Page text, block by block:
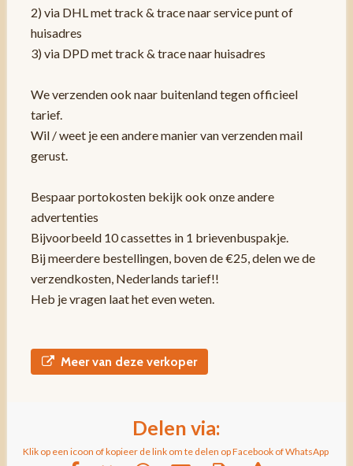
2) via DHL met track & trace naar service punt of
huisadres
3) via DPD met track & trace naar huisadres
We verzenden ook naar buitenland tegen officieel
tarief.
Wil / weet je een andere manier van verzenden mail
gerust.
Bespaar portokosten bekijk ook onze andere
advertenties
Bijvoorbeeld 10 cassettes in 1 brievenbuspakje.
Bij meerdere bestellingen, boven de €25, delen we de
verzendkosten, Nederlands tarief!!
Heb je vragen laat het even weten.
Meer van deze verkoper
Delen via:
Klik op een icoon of kopieer de link om te delen op Facebook of WhatsApp